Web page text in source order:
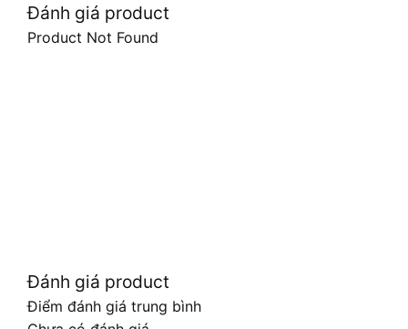
Đánh giá product
Product Not Found
Đánh giá product
Điểm đánh giá trung bình